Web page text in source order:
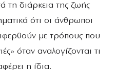
τη διάρκεια της ζωής
ότι οι άνθρωποι
με τρόπους που
όταν αναλογίζονται τι
η ίδια.